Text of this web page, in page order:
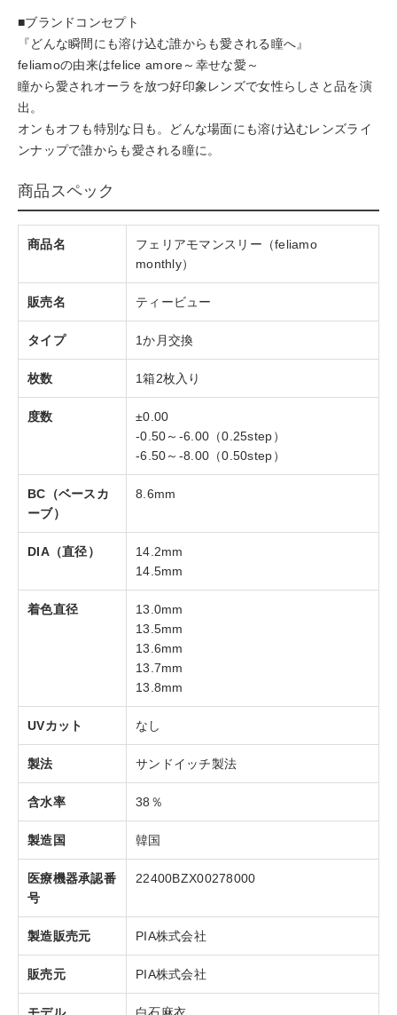
■ブランドコンセプト
『どんな瞬間にも溶け込む誰からも愛される瞳へ』
feliamoの由来はfelice amore～幸せな愛～
瞳から愛されオーラを放つ好印象レンズで女性らしさと品を演
出。
オンもオフも特別な日も。どんな場面にも溶け込むレンズライ
ンナップで誰からも愛される瞳に。
商品スペック
商品名
フェリアモマンスリー（feliamo
monthly）
販売名 ティービュー
タイプ 1か月交換
枚数 1箱2枚入り
度数
±0.00
-0.50～-6.00（0.25step）
-6.50～-8.00（0.50step）
BC（ベースカ
ーブ）
8.6mm
DIA（直径）
14.2mm
14.5mm
着色直径
13.0mm
13.5mm
13.6mm
13.7mm
13.8mm
UVカット なし
製法 サンドイッチ製法
含水率 38％
製造国 韓国
医療機器承認番
号
22400BZX00278000
製造販売元 PIA株式会社
販売元 PIA株式会社
モデル 白石麻衣